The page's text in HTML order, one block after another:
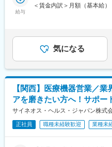
営業活動を行っていただき
■入社後の流れ
まずはご入社から2か月間
していただきます。
資格取得と聞くとハードル
んが、当社の取得率は業界
しています。
文理問わず一から学べる環境
後に身に付ける意欲があれ
社員の活躍事例についての詳
覧ください。
給与
＜賃金内訳＞月額（基本給
手当支給する。【補足】プ
日当（1日1,500円／外勤3.5
月・3月）※平均実績6ヶ月分
金はあくまでも目安の金額
があります。月給(月額)は固
気になる
【関西】医療機器営業／
アを磨きたい方へ！サポー
サイネオス・ヘルス・ジャパン株式
正社員 職種未経験歓迎 業種未